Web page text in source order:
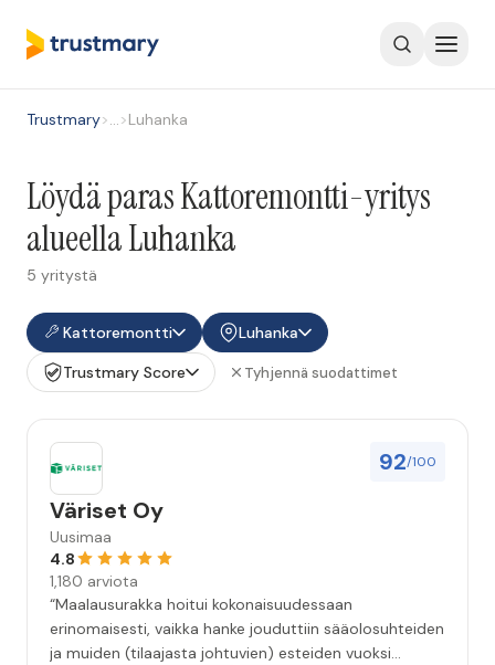
Trustmary>…>Luhanka
Löydä paras Kattoremontti-yritys
alueella Luhanka
5 yritystä
Kattoremontti
Luhanka
Trustmary Score
Tyhjennä suodattimet
92/100
Väriset Oy
Uusimaa
4.8
1,180 arviota
“Maalausurakka hoitui kokonaisuudessaan
erinomaisesti, vaikka hanke jouduttiin sääolosuhteiden
ja muiden (tilaajasta johtuvien) esteiden vuoksi